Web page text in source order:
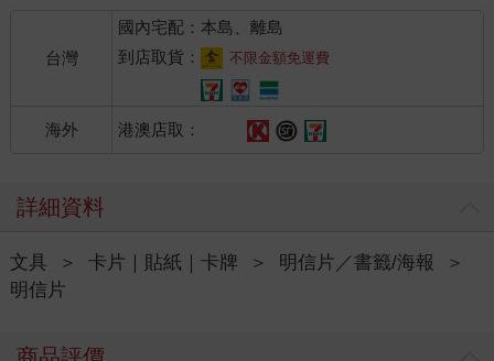
台灣
國內宅配：本島、離島
到店取貨：
不限金額免運費
海外 港澳店取：
詳細資料
文具 ＞ 卡片｜貼紙｜卡牌 ＞ 明信片／書籤/海報
＞
明信片